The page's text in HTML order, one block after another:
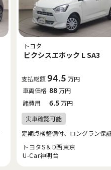
トヨタ
ピクシスエポック L SA3
支払総額94.5 万円
車両価格 88万円
諸費用
6.5万円
定期点検整備付、ロングラン保
トヨタS＆D西東京
U-Car神明台